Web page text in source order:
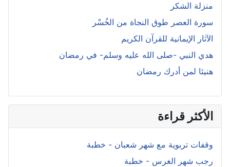
منزلة الشكر
سورة العصر طوق النجاة من الخُسْر
الآثار الإيمانية للقرآن الكريم
هدي النبي -صلى الله عليه وسلم- في رمضان
هنيئا لمن أدرك رمضان
الأكثر قراءة
وقفات تربوية مع شهر شعبان - خطبة
رجب شهر الغرس - خطبة